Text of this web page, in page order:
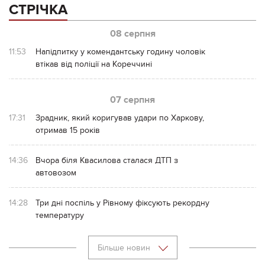
СТРІЧКА
08 серпня
11:53
Напідпитку у комендантську годину чоловік
втікав від поліції на Кореччині
07 серпня
17:31
Зрадник, який коригував удари по Харкову,
отримав 15 років
14:36
Вчора біля Квасилова сталася ДТП з
автовозом
14:28
Три дні поспіль у Рівному фіксують рекордну
температуру
Більше новин